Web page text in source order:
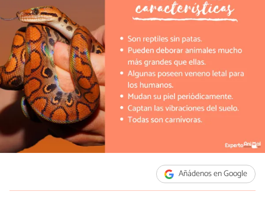
Añádenos en Google